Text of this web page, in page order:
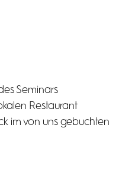
Seminars
Restaurant
im von uns gebuchten